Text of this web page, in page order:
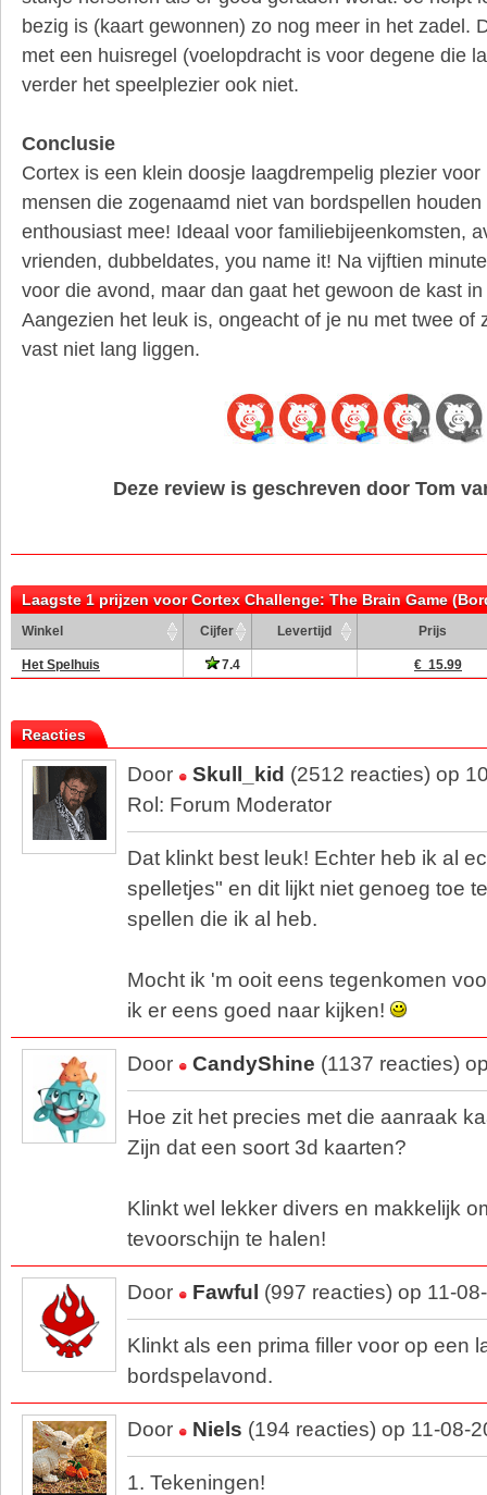
bezig is (kaart gewonnen) zo nog meer in het zadel.
met een huisregel (voelopdracht is voor degene die
verder het speelplezier ook niet.
Conclusie
Cortex is een klein doosje laagdrempelig plezier
mensen die zogenaamd niet van bordspellen
enthousiast mee! Ideaal voor familiebijeenkomsten,
vrienden, dubbeldates, you name it! Na vijftien
voor die avond, maar dan gaat het gewoon de kast
Aangezien het leuk is, ongeacht of je nu met twee of
vast niet lang liggen.
Deze review is geschreven door Tom
Laagste 1 prijzen voor Cortex Challenge: The Brain Game
Winkel Cijfer Levertijd Prijs
Het Spelhuis 7.4 € 15.99
Reacties
Door Skull_kid (2512 reacties) op
Rol: Forum Moderator
Dat klinkt best leuk! Echter heb ik al
spelletjes" en dit lijkt niet genoeg toe
spellen die ik al heb.
Mocht ik 'm ooit eens tegenkomen
ik er eens goed naar kijken!
Door CandyShine (1137 reacties)
Hoe zit het precies met die aanraak
Zijn dat een soort 3d kaarten?
Klinkt wel lekker divers en makkelijk
tevoorschijn te halen!
Door Fawful (997 reacties) op 11-
Klinkt als een prima filler voor op een
bordspelavond.
Door Niels (194 reacties) op 11-08-
1. Tekeningen!